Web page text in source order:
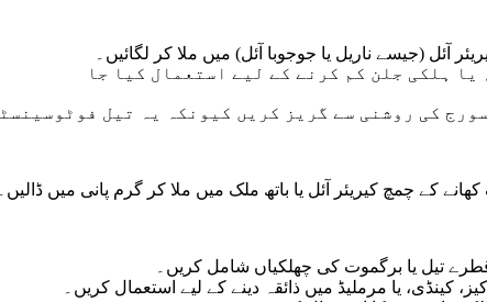
یا ہلکی جلن کم کرنے کے لیے استعمال کیا جا
کی روشنی سے گریز کریں کیونکہ یہ تیل
تیل یا برگموت کی چھلکیاں شامل کریں۔
کینڈی، یا مرملیڈ میں ذائقہ دینے کے لیے استعمال کریں۔